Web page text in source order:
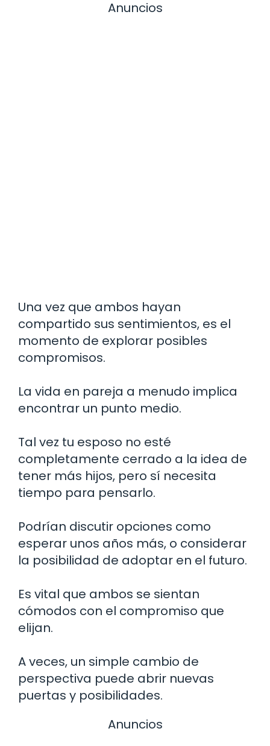
Anuncios
Una vez que ambos hayan
compartido sus sentimientos, es el
momento de explorar posibles
compromisos.
La vida en pareja a menudo implica
encontrar un punto medio.
Tal vez tu esposo no esté
completamente cerrado a la idea de
tener más hijos, pero sí necesita
tiempo para pensarlo.
Podrían discutir opciones como
esperar unos años más, o considerar
la posibilidad de adoptar en el futuro.
Es vital que ambos se sientan
cómodos con el compromiso que
elijan.
A veces, un simple cambio de
perspectiva puede abrir nuevas
puertas y posibilidades.
Anuncios